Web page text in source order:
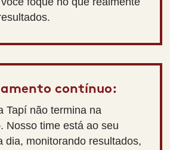
contínuo:
Tapí não termina na
Nosso time está ao seu
dia, monitorando resultados,